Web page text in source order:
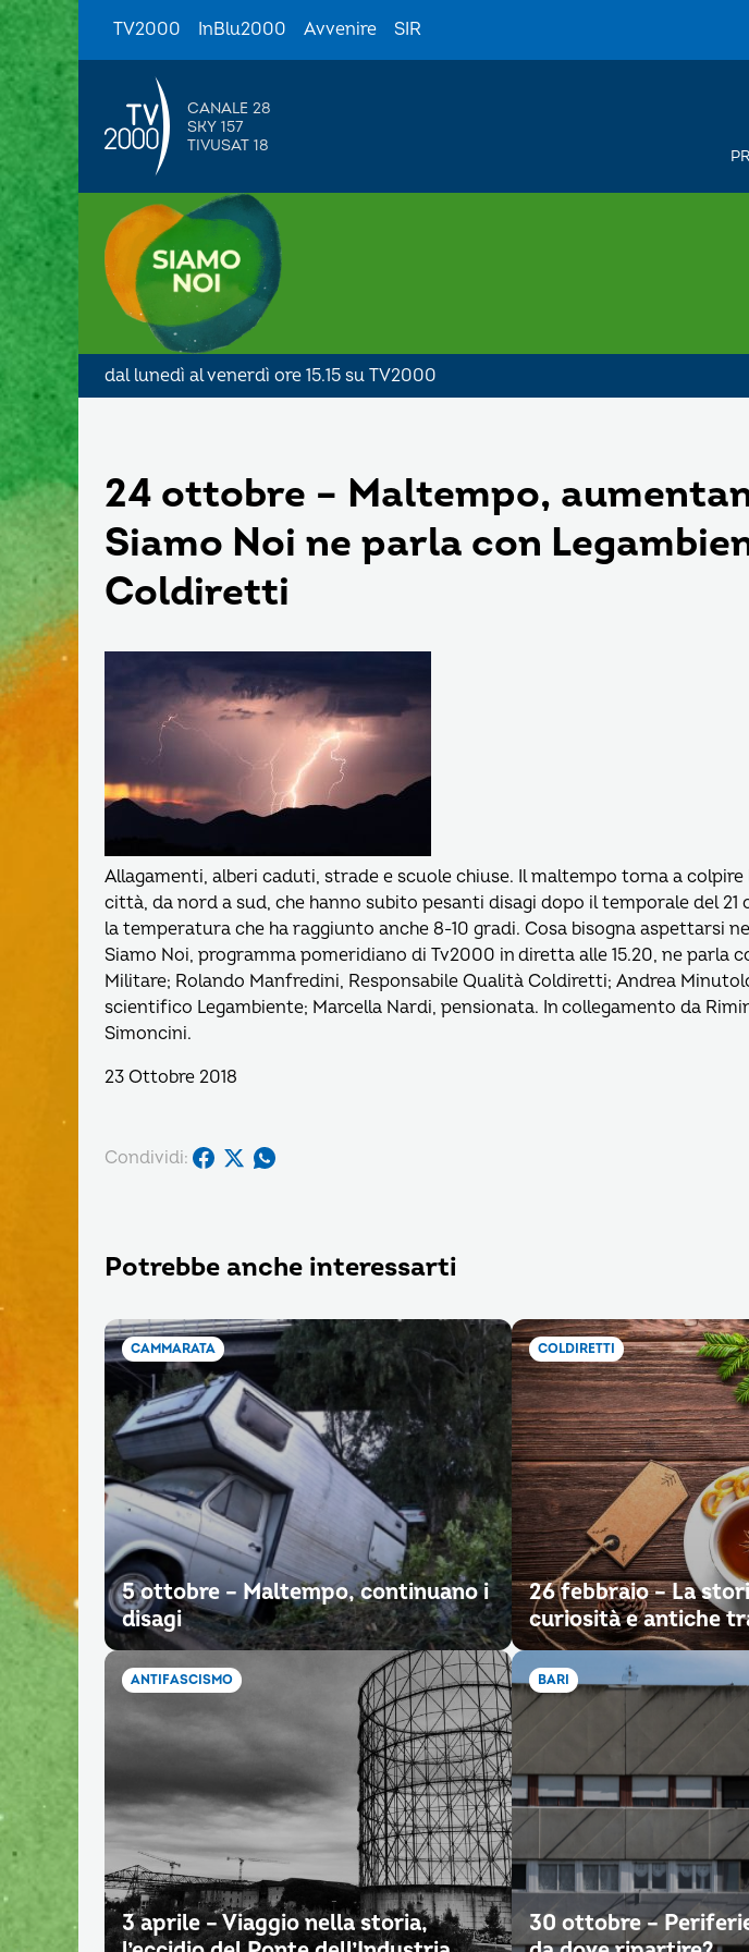
TV2000 InBlu2000 Avvenire SIR
CANALE 28
SKY 157
TIVUSAT 18
dal lunedì al venerdì ore 15.15 su TV2000
24 ottobre – Maltempo,
Siamo Noi ne parla con
Coldiretti
Allagamenti, alberi caduti, strade e scuole chiuse. Il maltempo torna a colpire
città, da nord a sud, che hanno subito pesanti disagi dopo il temporale del 21
la temperatura che ha raggiunto anche 8-10 gradi. Cosa bisogna aspettarsi
Siamo Noi, programma pomeridiano di Tv2000 in diretta alle 15.20, ne parla
Militare; Rolando Manfredini, Responsabile Qualità Coldiretti; Andrea
scientifico Legambiente; Marcella Nardi, pensionata. In collegamento da
Simoncini.
23 Ottobre 2018
Condividi:
Potrebbe anche interessarti
CAMMARATA
5 ottobre – Maltempo, continuano i
disagi
COLDIRETTI
26 febbraio – La
curiosità e antiche
ANTIFASCISMO
3 aprile – Viaggio nella storia,
BARI
30 ottobre –